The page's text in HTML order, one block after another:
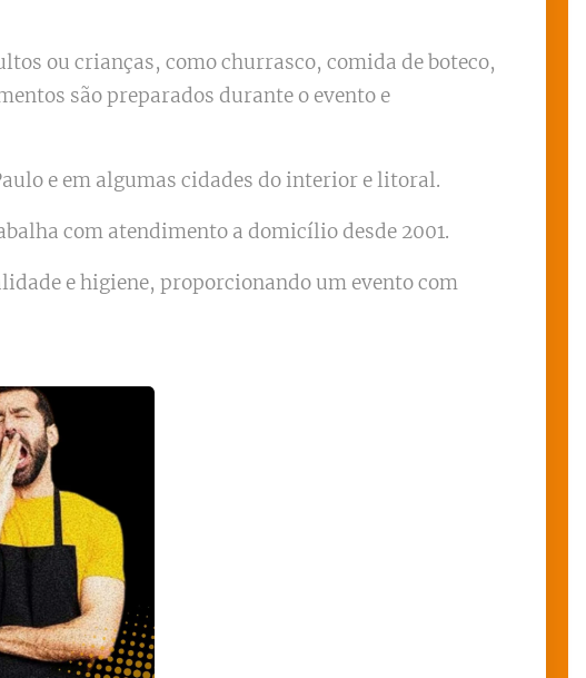
ou crianças, como churrasco, comida de boteco,
são preparados durante o evento e
e em algumas cidades do interior e litoral.
com atendimento a domicílio desde 2001.
e higiene, proporcionando um evento com